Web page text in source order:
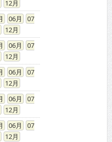
12
06
07
12
06
07
12
06
07
12
06
07
12
06
07
12